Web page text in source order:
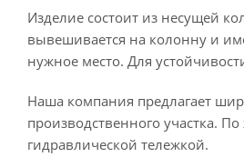
Изделие состоит из несущей
вывешивается на колонну и
нужное место. Для
Наша компания предлагает
производственного участка.
гидравлической тележкой.